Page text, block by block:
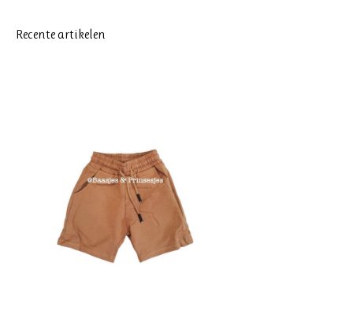
Recente artikelen